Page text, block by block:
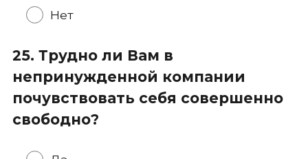
Нет
25. Трудно ли Вам в
непринужденной компании
почувствовать себя совершенно
свободно?